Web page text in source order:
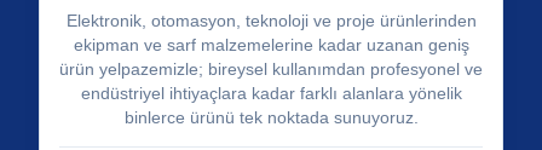
Elektronik, otomasyon, teknoloji ve proje ürünlerinden
ekipman ve sarf malzemelerine kadar uzanan geniş
ürün yelpazemizle; bireysel kullanımdan profesyonel ve
endüstriyel ihtiyaçlara kadar farklı alanlara yönelik
binlerce ürünü tek noktada sunuyoruz.